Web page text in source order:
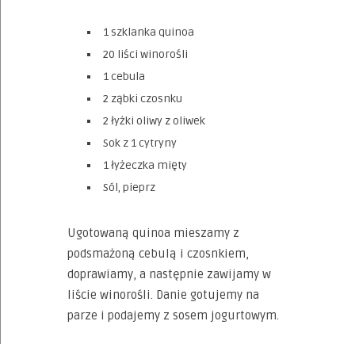
1 szklanka quinoa
20 liści winorośli
1 cebula
2 ząbki czosnku
2 łyżki oliwy z oliwek
Sok z 1 cytryny
1 łyżeczka mięty
Sól, pieprz
Ugotowaną quinoa mieszamy z
podsmażoną cebulą i czosnkiem,
doprawiamy, a następnie zawijamy w
liście winorośli. Danie gotujemy na
parze i podajemy z sosem jogurtowym.